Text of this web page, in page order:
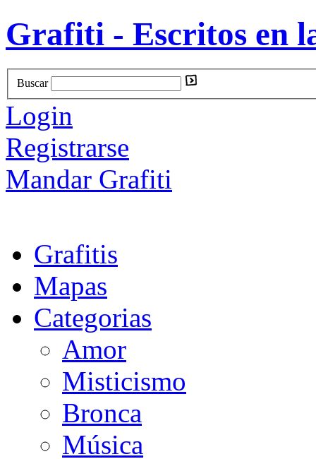
Grafiti - Escritos en
Buscar
Login
Registrarse
Mandar Grafiti
Grafitis
Mapas
Categorias
Amor
Misticismo
Bronca
Música